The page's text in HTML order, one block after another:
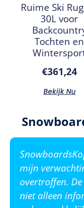
Ruime Ski
30L voor
Tochten en
€361,24
Bekijk Nu
mijn
overtroffen.
niet alleen